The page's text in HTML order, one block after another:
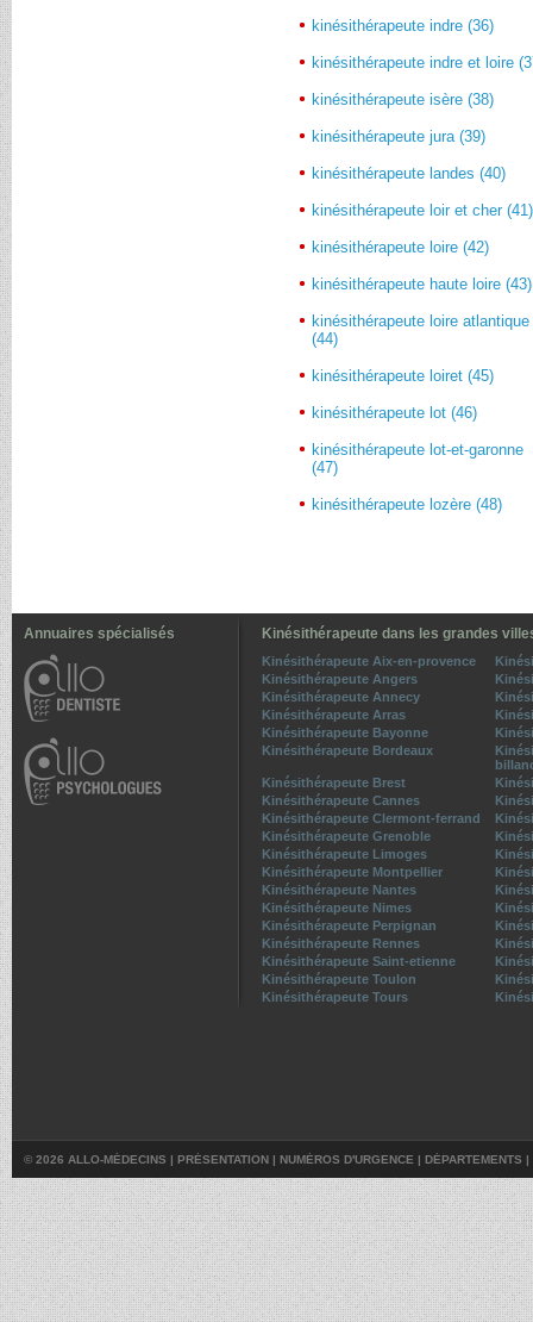
kinésithérapeute indre (36)
kinésithérapeute indre et loire
kinésithérapeute isère (38)
kinésithérapeute jura (39)
kinésithérapeute landes (40)
kinésithérapeute loir et cher (41)
kinésithérapeute loire (42)
kinésithérapeute haute loire (43)
kinésithérapeute loire atlantique
(44)
kinésithérapeute loiret (45)
kinésithérapeute lot (46)
kinésithérapeute lot-et-garonne
(47)
kinésithérapeute lozère (48)
Annuaires spécialisés Kinésithérapeute dans les grandes
Kinésithérapeute Aix-en-provence
Kinésithérapeute Angers
Kinésithérapeute Annecy
Kinésithérapeute Arras
Kinésithérapeute Bayonne
Kinésithérapeute Bordeaux
Kinésithérapeute Brest
Kinésithérapeute Cannes
Kinésithérapeute Clermont-ferrand
Kinésithérapeute Grenoble
Kinésithérapeute Limoges
Kinésithérapeute Montpellier
Kinésithérapeute Nantes
Kinésithérapeute Nimes
Kinésithérapeute Perpignan
Kinésithérapeute Rennes
Kinésithérapeute Saint-etienne
Kinésithérapeute Toulon
Kinésithérapeute Tours
© 2026 ALLO-MÉDECINS | PRÉSENTATION | NUMÉROS D'URGENCE | DÉPARTEMENTS |